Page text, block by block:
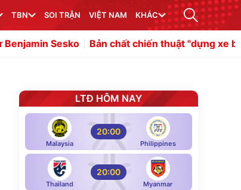
TBN SOI TRẬN VIỆT NAM KHÁC
chiến thuật "dựng xe bus" trong bóng đá
LTĐ HÔM NAY
Malaysia
20:00
Philippines
Thailand
20:00
Myanmar